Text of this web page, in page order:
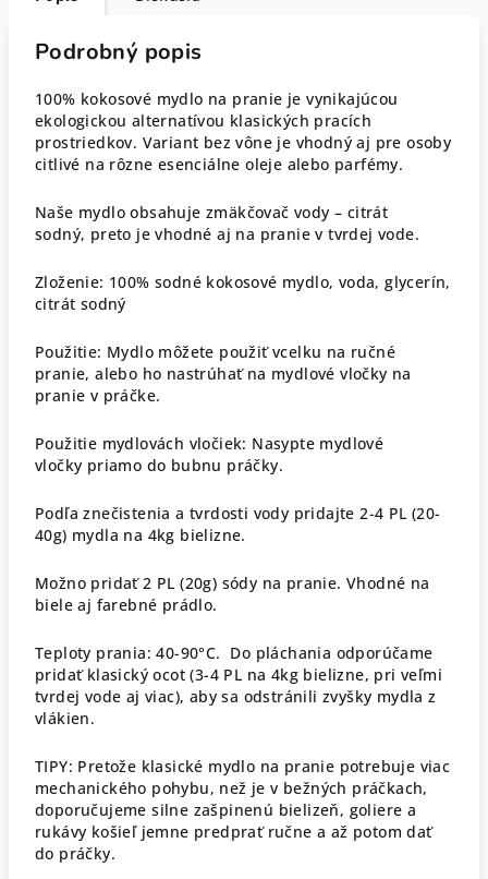
Podrobný popis
100% kokosové mydlo na pranie je vynikajúcou
ekologickou alternatívou klasických pracích
prostriedkov. Variant bez vône je vhodný aj pre osoby
citlivé na rôzne esenciálne oleje alebo parfémy.
Naše mydlo obsahuje zmäkčovač vody – citrát
sodný, preto je vhodné aj na pranie v tvrdej vode.
Zloženie: 100% sodné kokosové mydlo, voda, glycerín,
citrát sodný
Použitie: Mydlo môžete použiť vcelku na ručné
pranie, alebo ho nastrúhať na mydlové vločky na
pranie v práčke.
Použitie mydlovách vločiek: Nasypte mydlové
vločky priamo do bubnu práčky.
Podľa znečistenia a tvrdosti vody pridajte 2-4 PL (20-
40g) mydla na 4kg bielizne.
Možno pridať 2 PL (20g) sódy na pranie. Vhodné na
biele aj farebné prádlo.
Teploty prania: 40-90°C. Do pláchania odporúčame
pridať klasický ocot (3-4 PL na 4kg bielizne, pri veľmi
tvrdej vode aj viac), aby sa odstránili zvyšky mydla z
vlákien.
TIPY: Pretože klasické mydlo na pranie potrebuje viac
mechanického pohybu, než je v bežných práčkach,
doporučujeme silne zašpinenú bielizeň, goliere a
rukávy košieľ jemne predprať ručne a až potom dať
do práčky.